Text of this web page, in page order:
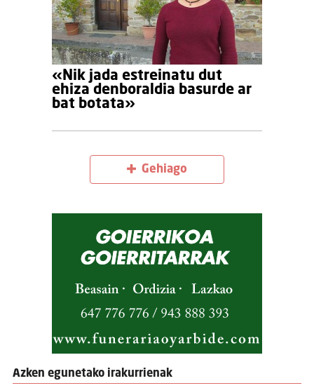
«Nik jada estreinatu dut
ehiza denboraldia basurde ar
bat botata»
Gehiago
Azken egunetako irakurrienak